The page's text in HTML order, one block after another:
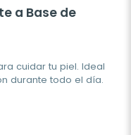
a Base de
cuidar tu piel. Ideal
durante todo el día.